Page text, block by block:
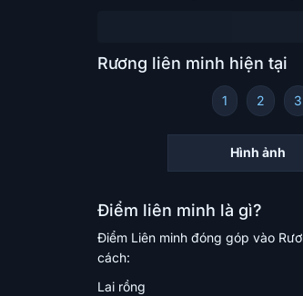
Rương liên minh hiện tại
1 2 3
Hình ảnh
Điểm liên minh là gì?
Điểm Liên minh đóng góp vào
cách:
Lai rồng